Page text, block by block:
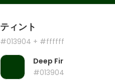
ティント
#013904 + #ffffff
Deep Fir
#013904